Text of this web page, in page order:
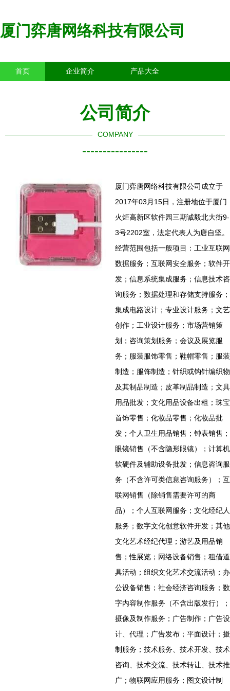
厦门弈唐网络科技有限公司
首页 企业简介 产品大全
公司简介
COMPANY
----------------
厦门弈唐网络科技有限公司成立于
2017年03月15日，注册地位于厦门
火炬高新区软件园三期诚毅北大街9-
3号2202室，法定代表人为唐自坚。
经营范围包括一般项目：工业互联网
数据服务；互联网安全服务；软件开
发；信息系统集成服务；信息技术咨
询服务；数据处理和存储支持服务；
集成电路设计；专业设计服务；文艺
创作；工业设计服务；市场营销策
划；咨询策划服务；会议及展览服
务；服装服饰零售；鞋帽零售；服装
制造；服饰制造；针织或钩针编织物
及其制品制造；皮革制品制造；文具
用品批发；文化用品设备出租；珠宝
首饰零售；化妆品零售；化妆品批
发；个人卫生用品销售；钟表销售；
眼镜销售（不含隐形眼镜）；计算机
软硬件及辅助设备批发；信息咨询服
务（不含许可类信息咨询服务）；互
联网销售（除销售需要许可的商
品）；个人互联网服务；文化经纪人
服务；数字文化创意软件开发；其他
文化艺术经纪代理；游艺及用品销
售；性展览；网络设备销售；租借道
具活动；组织文化艺术交流活动；办
公设备销售；社会经济咨询服务；数
字内容制作服务（不含出版发行）；
摄像及制作服务；广告制作；广告设
计、代理；广告发布；平面设计；摄
制服务；技术服务、技术开发、技术
咨询、技术交流、技术转让、技术推
广；物联网应用服务；图文设计制